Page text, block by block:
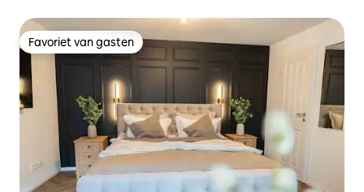
Favoriet van gasten
Favoriet van gasten